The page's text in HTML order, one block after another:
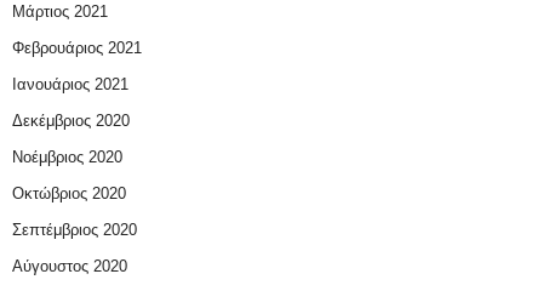
Μάρτιος 2021
Φεβρουάριος 2021
Ιανουάριος 2021
Δεκέμβριος 2020
Νοέμβριος 2020
Οκτώβριος 2020
Σεπτέμβριος 2020
Αύγουστος 2020